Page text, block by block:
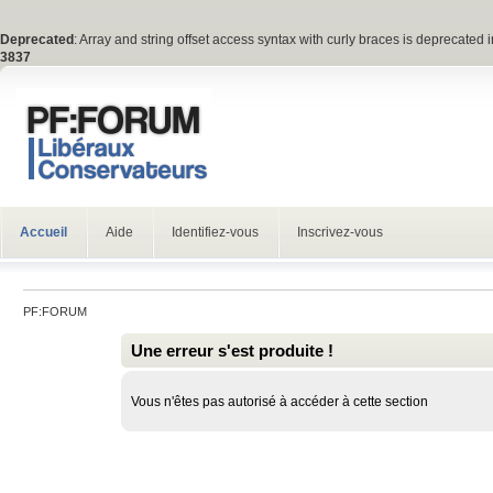
Deprecated : Array and string offset access syntax with curly braces is deprecated
3837
Accueil Aide Identifiez-vous Inscrivez-vous
PF:FORUM
Une erreur s'est produite !
Vous n'êtes pas autorisé à accéder à cette section